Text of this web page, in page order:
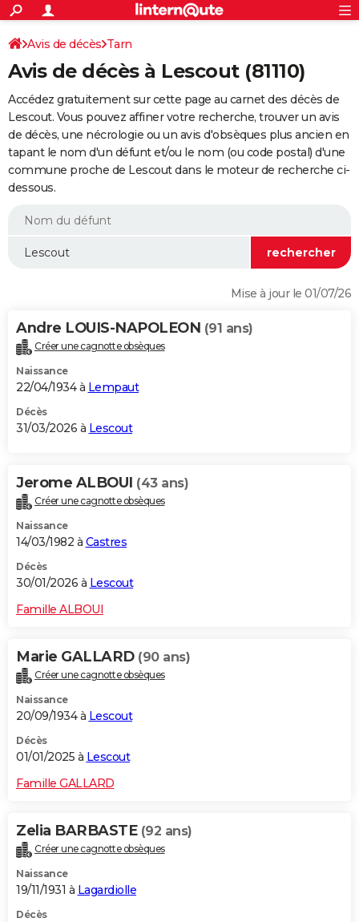
ACTUALITÉS
Politique
Société
Faits Divers
Education
Monde
Villes
+
SPORT
Coupe du monde 2026
Football
Tennis
Cyclisme
Rugby
Forum
Programme TV
TNTStreaming
Cinéma
Sorties cinéma
Musique
+
FINANCE
Retraite
Epargne
Immobilier
Risques naturels par ville
Assurance
AUTO
Essais
Réserver un essai
Citadines
Berlines
SUV
Forum auto
+
HIGH-TECH
BRICOLAGE
WEEK-END
Alimentation
Guide de la santé
Maladies
Médicaments
Sommeil
VOYAGE
Destinations
City break
Voyage nature
Voyage de noces
Forum
Climat
+PHOTO
GUIDES D'ACHAT
CARTE DE VOEUX
Carte de Noël
Carte Bonne année
Carte Saint-Valentin
Carte Pâques
Carte d'anniversaire
DICTIONNAIRE
Dictionnaire
Biographies
Citations
Expressions
Proverbes
PROGRAMME TV
COPAINS D'AVANT
S'inscrire
Se connecter
Lycées
Collèges
Primaires
Universités
Entreprises
Service militaire
Avis de recherche
AVIS DE DÉCÈS
Bricolage
Lifestyle
Culture
Sport
Auto
Television
Voyage
Cinema
Avis de décès Tarn
Avis de décès à Lescout (81110)
Accédez gratuitement sur cette page au carnet des décès de
Lescout. Vous pouvez affiner votre recherche, trouver un avis
de décès, une nécrologie ou un avis d'obsèques plus ancien en
tapant le nom d'un défunt et/ou le nom (ou code postal) d'une
commune proche de Lescout dans le moteur de recherche ci-
dessous.
Mise à jour le 01/07/26
Andre LOUIS-NAPOLEON (91 ans)
Créer une cagnotte obsèques
Naissance
22/04/1934 à Lempaut
Décès
31/03/2026 à Lescout
Jerome ALBOUI (43 ans)
Créer une cagnotte obsèques
Naissance
14/03/1982 à Castres
Décès
30/01/2026 à Lescout
Famille ALBOUI
Marie GALLARD (90 ans)
Créer une cagnotte obsèques
Naissance
20/09/1934 à Lescout
Décès
01/01/2025 à Lescout
Famille GALLARD
Zelia BARBASTE (92 ans)
Créer une cagnotte obsèques
Naissance
19/11/1931 à Lagardiolle
Décès